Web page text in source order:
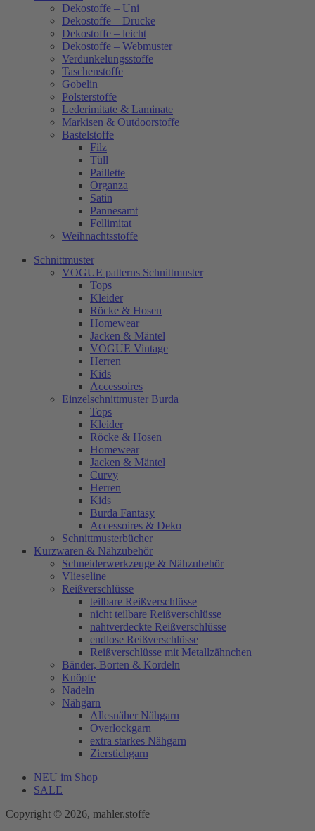
Dekostoffe – Uni
Dekostoffe – Drucke
Dekostoffe – leicht
Dekostoffe – Webmuster
Verdunkelungsstoffe
Taschenstoffe
Gobelin
Polsterstoffe
Lederimitate & Laminate
Markisen & Outdoorstoffe
Bastelstoffe
Filz
Tüll
Paillette
Organza
Satin
Pannesamt
Fellimitat
Weihnachtsstoffe
Schnittmuster
VOGUE patterns Schnittmuster
Tops
Kleider
Röcke & Hosen
Homewear
Jacken & Mäntel
VOGUE Vintage
Herren
Kids
Accessoires
Einzelschnittmuster Burda
Tops
Kleider
Röcke & Hosen
Homewear
Jacken & Mäntel
Curvy
Herren
Kids
Burda Fantasy
Accessoires & Deko
Schnittmusterbücher
Kurzwaren & Nähzubehör
Schneiderwerkzeuge & Nähzubehör
Vlieseline
Reißverschlüsse
teilbare Reißverschlüsse
nicht teilbare Reißverschlüsse
nahtverdeckte Reißverschlüsse
endlose Reißverschlüsse
Reißverschlüsse mit Metallzähnchen
Bänder, Borten & Kordeln
Knöpfe
Nadeln
Nähgarn
Allesnäher Nähgarn
Overlockgarn
extra starkes Nähgarn
Zierstichgarn
NEU im Shop
SALE
Copyright © 2026, mahler.stoffe